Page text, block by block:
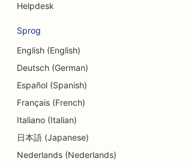
SEO for dansestudier
SEO for daginstitutioner
SEO for gældsrådgivningstjenester
SEO for tandlægeklinikker
SEO for delikatesseforretninger
SEO for dermabrasionstjenester
Helpdesk
Sprog
English (English)
Deutsch (German)
Español (Spanish)
Français (French)
Italiano (Italian)
日本語 (Japanese)
Nederlands (Nederlands)